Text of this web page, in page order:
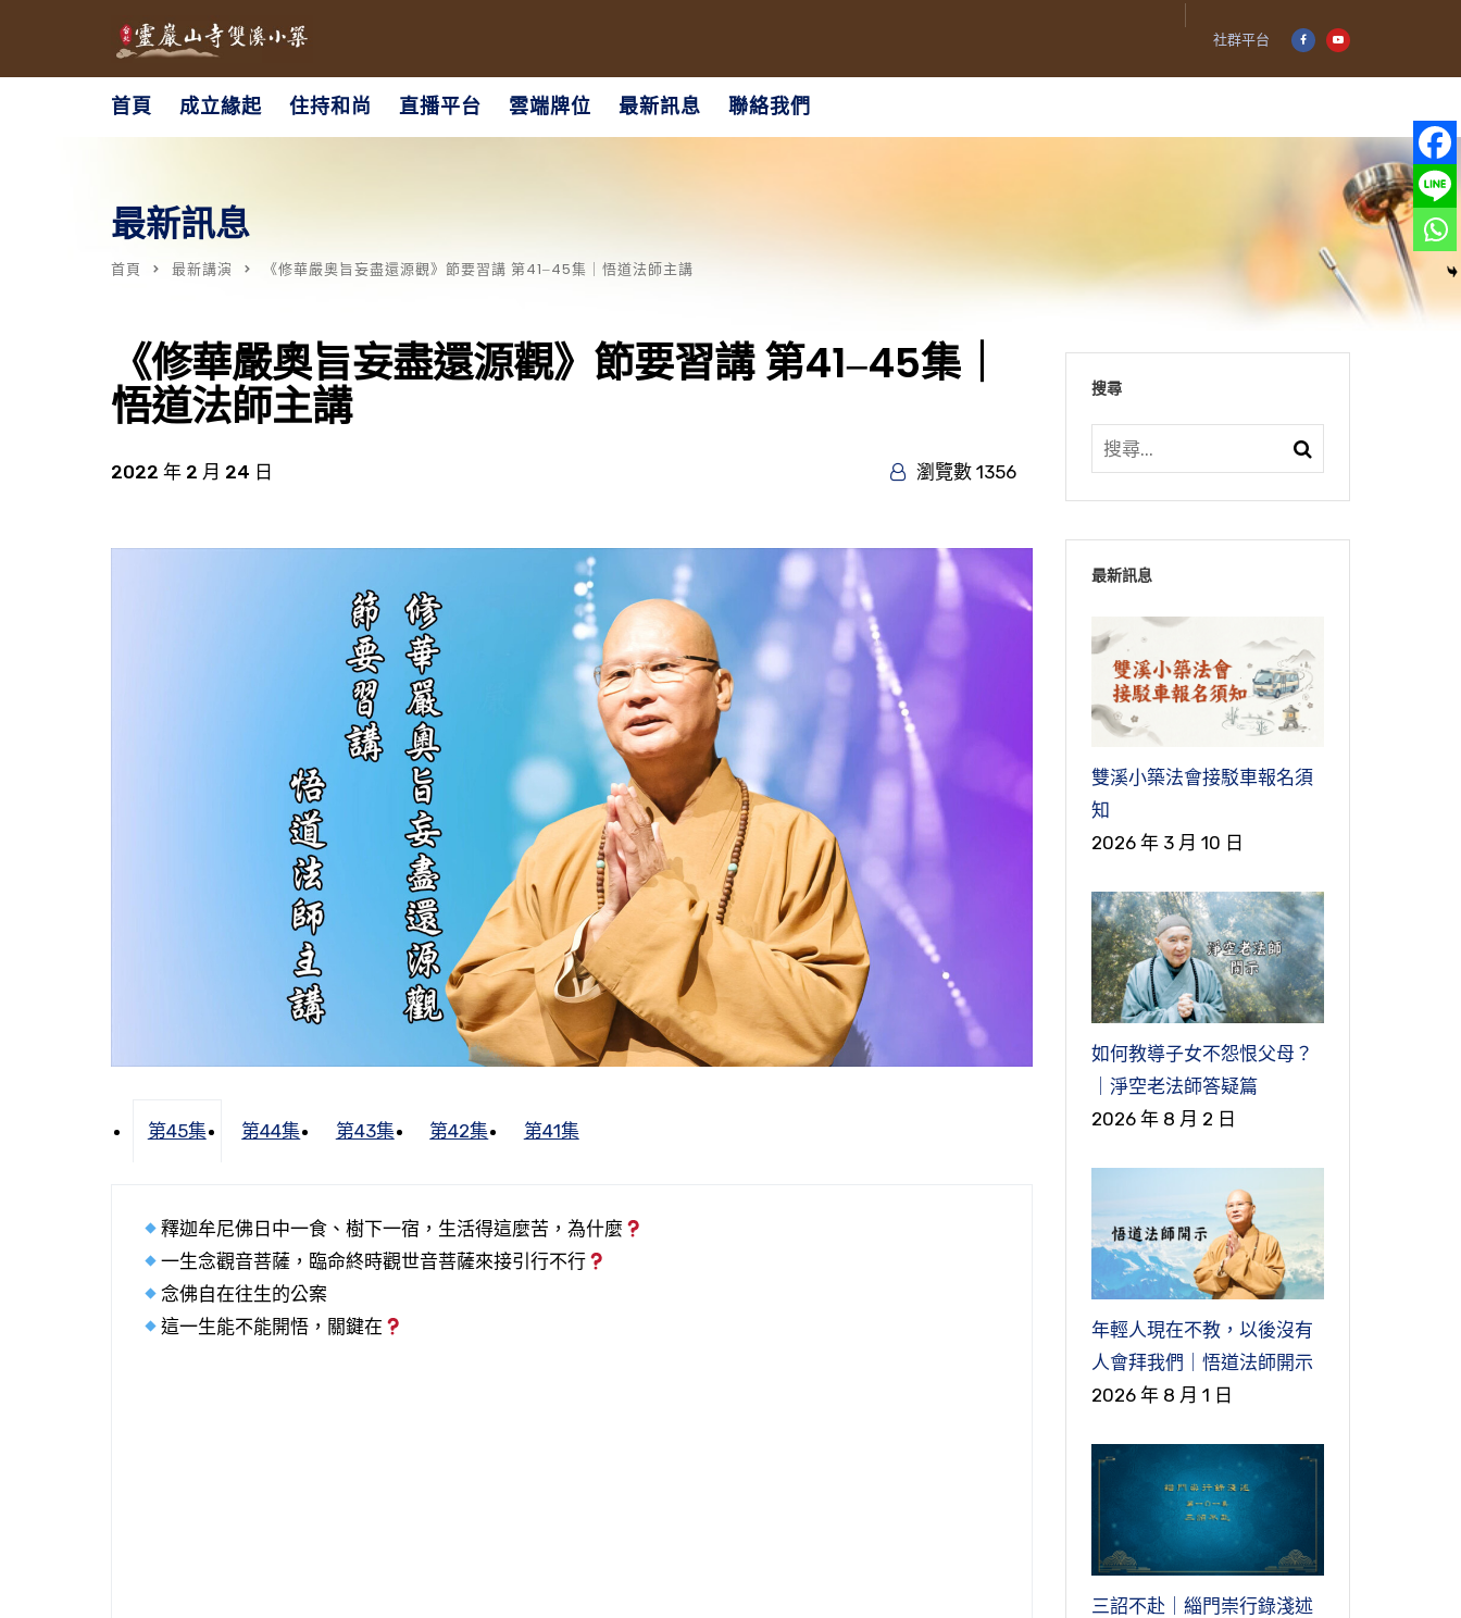
社群平台
首頁 成立緣起 住持和尚 直播平台 雲端牌位 最新訊息 聯絡我們
最新訊息
首頁 最新講演 《修華嚴奧旨妄盡還源觀》節要習講 第41‒45集｜悟道法師主講
《修華嚴奧旨妄盡還源觀》節要習講 第41‒45集｜
悟道法師主講
2022 年 2 月 24 日 瀏覽數 1356
第45集 第44集 第43集 第42集 第41集
釋迦牟尼佛日中一食、樹下一宿，生活得這麼苦，為什麼
一生念觀音菩薩，臨命終時觀世音菩薩來接引行不行
念佛自在往生的公案
這一生能不能開悟，關鍵在
搜尋
最新訊息
雙溪小築法會接駁車報名須
知
2026 年 3 月 10 日
如何教導子女不怨恨父母？
｜淨空老法師答疑篇
2026 年 8 月 2 日
年輕人現在不教，以後沒有
人會拜我們｜悟道法師開示
2026 年 8 月 1 日
三詔不赴｜緇門崇行錄淺述